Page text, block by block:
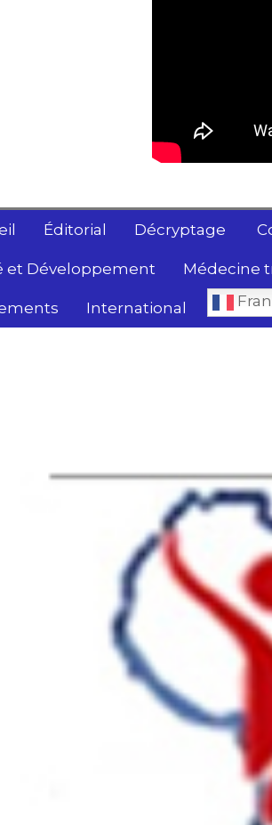
Éditorial Décryptage
et Développement Médecine
International